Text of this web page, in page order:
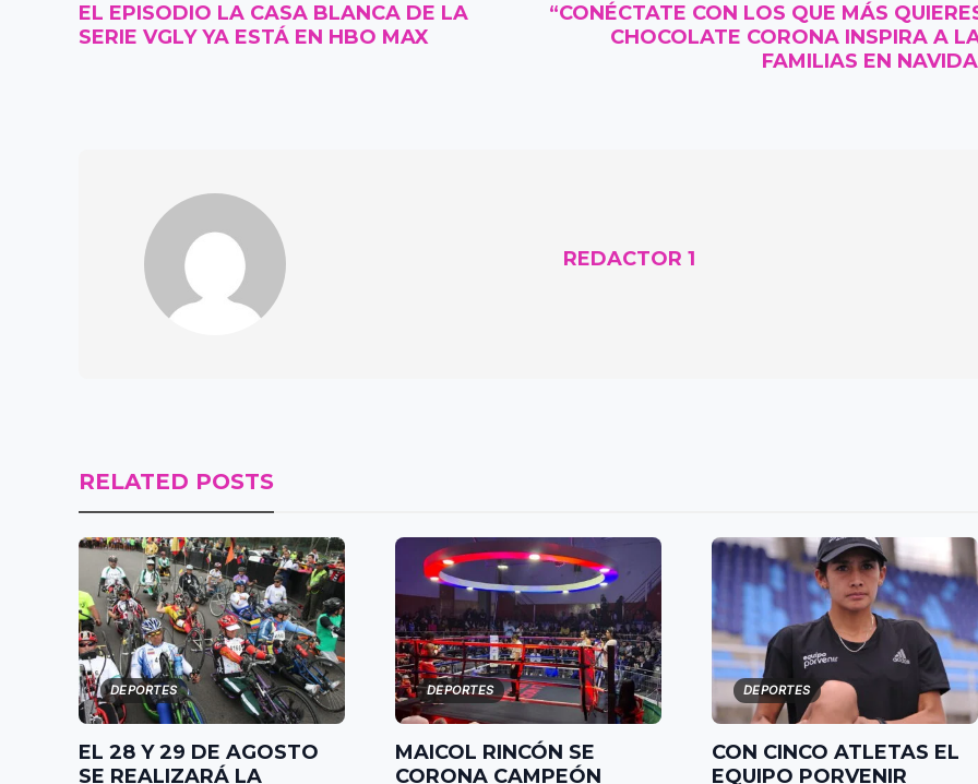
EL EPISODIO LA CASA BLANCA DE LA
SERIE VGLY YA ESTÁ EN HBO MAX
“CONÉCTATE CON LOS QUE MÁS
CHOCOLATE CORONA INSPIRA A
FAMILIAS EN
REDACTOR 1
RELATED POSTS
DEPORTES
EL 28 Y 29 DE AGOSTO
SE REALIZARÁ LA
DEPORTES
MAICOL RINCÓN SE
CORONA CAMPEÓN
DEPORTES
CON CINCO ATLETAS EL
EQUIPO PORVENIR